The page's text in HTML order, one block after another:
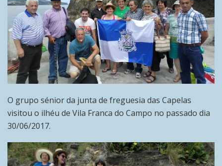
O grupo sénior da junta de freguesia das Capelas
visitou o ilhéu de Vila Franca do Campo no passado dia
30/06/2017.